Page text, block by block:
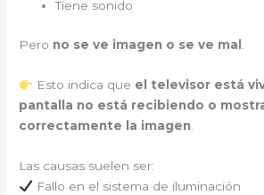
Tiene sonido
Pero no se ve imagen o se ve mal .
Esto indica que el televisor está
pantalla no está recibiendo o
correctamente la imagen.
Las causas suelen ser:
Fallo en el sistema de iluminación